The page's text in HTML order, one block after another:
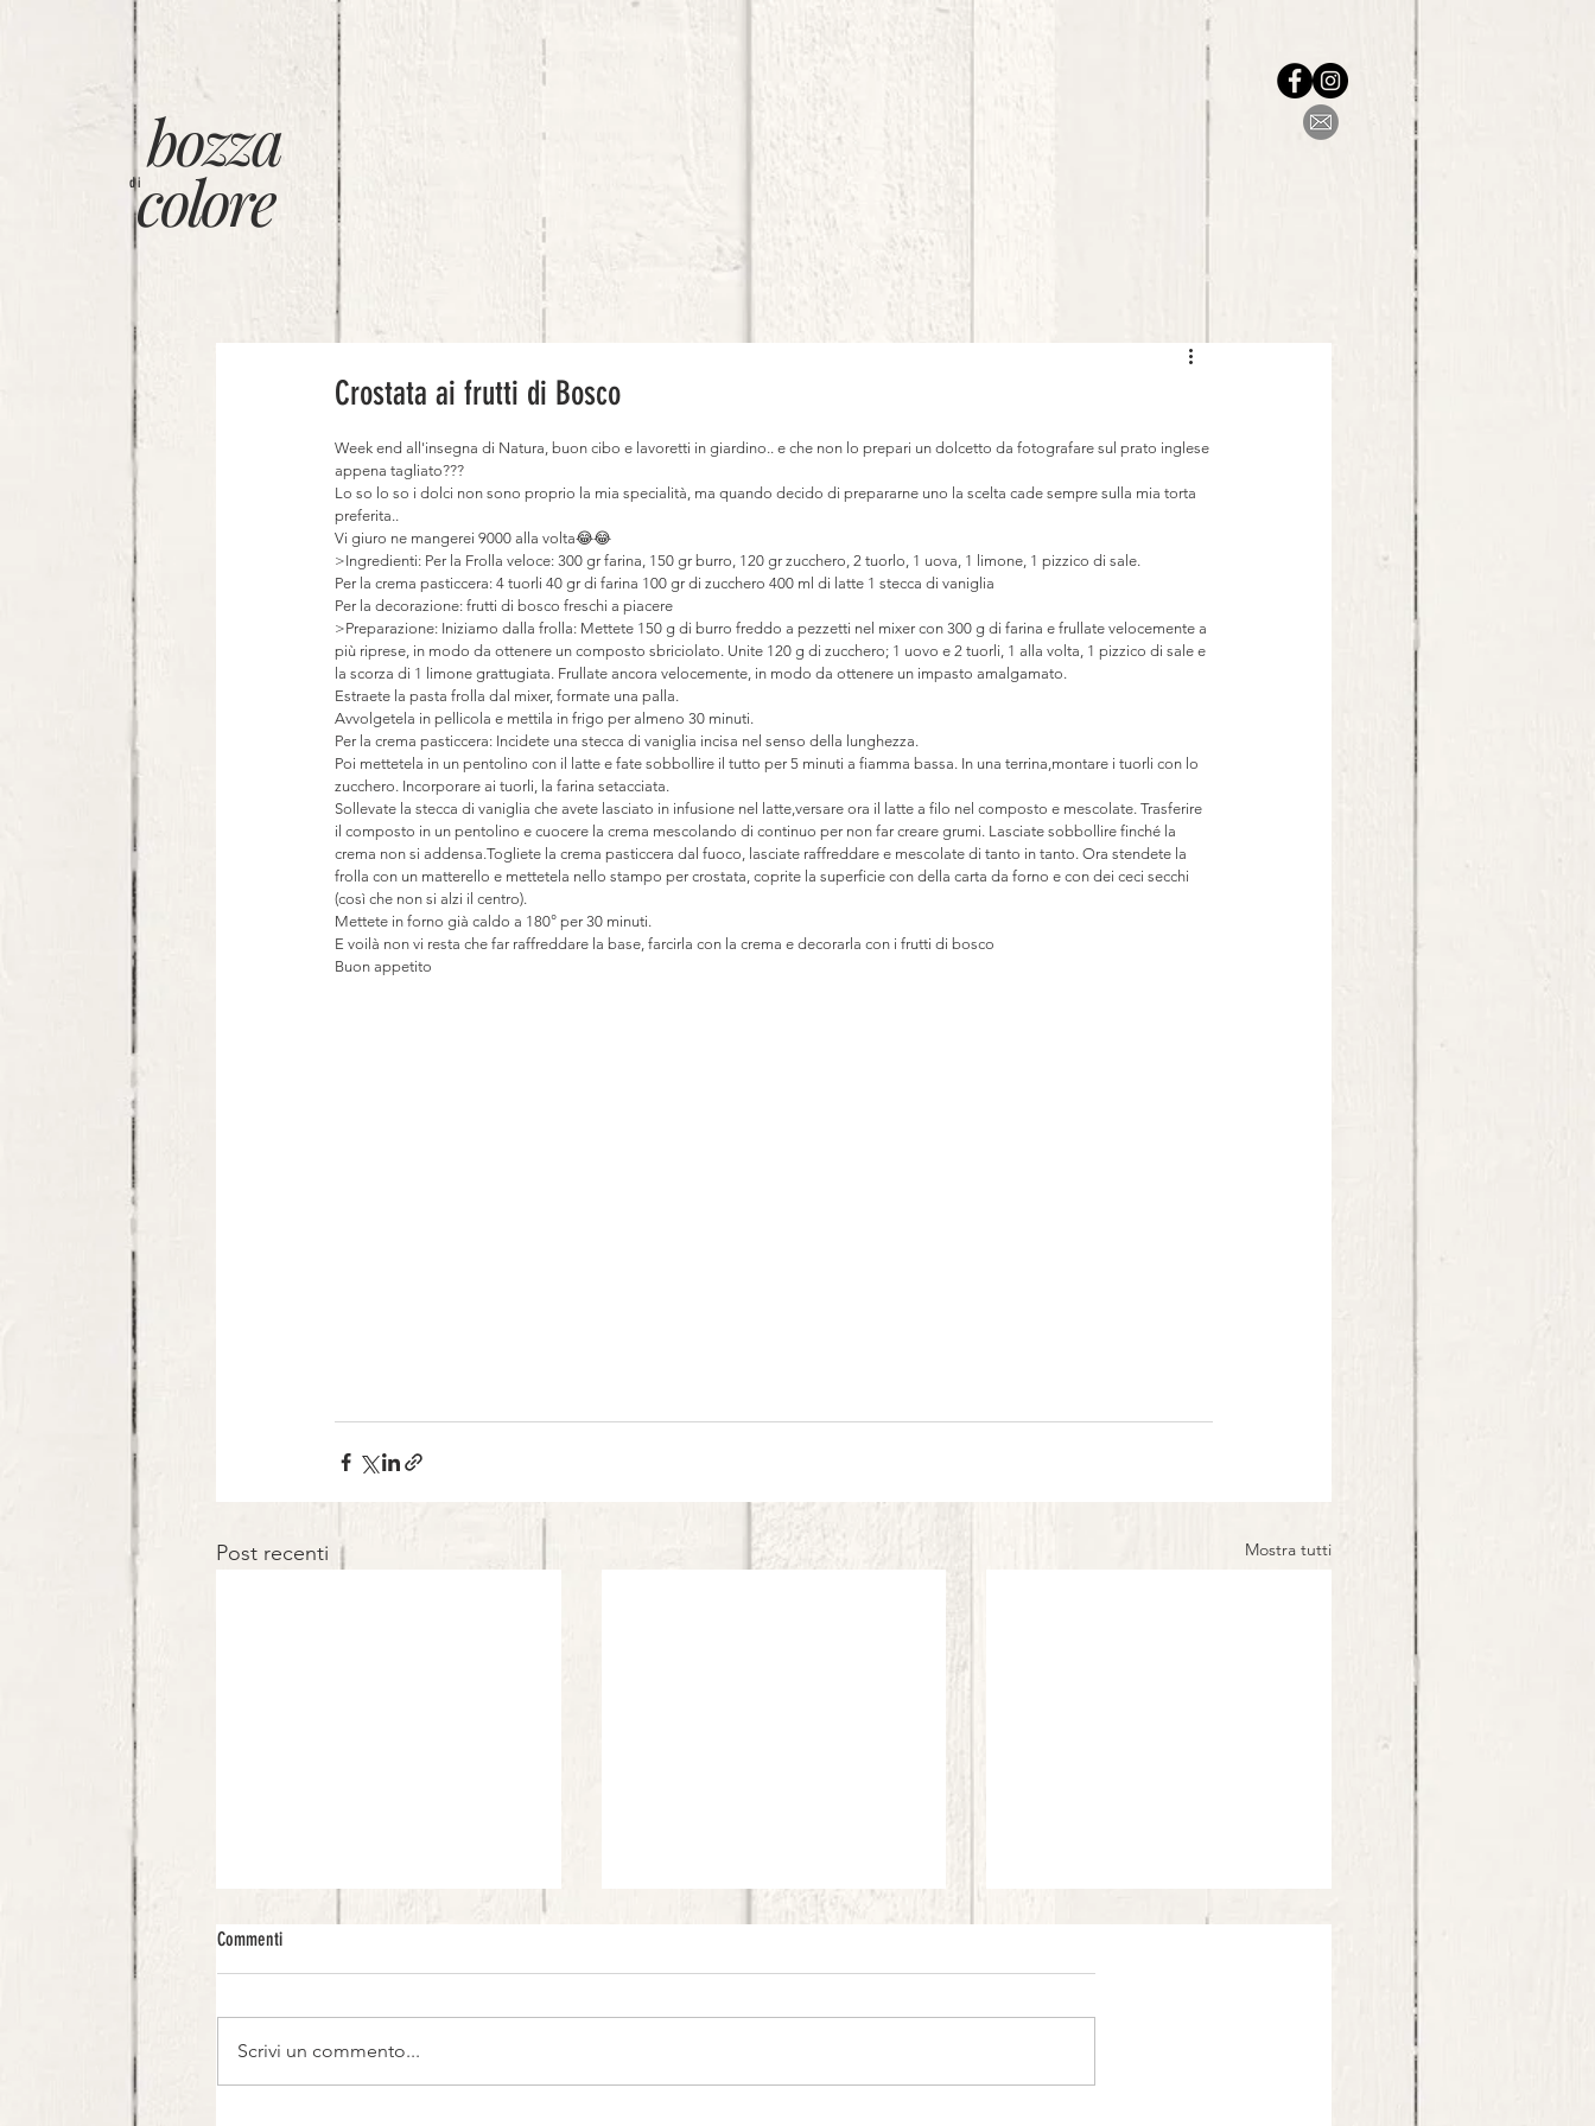
bozza
colore
di
Crostata ai frutti di Bosco
Week end all'insegna di Natura, buon cibo e lavoretti in giardino.. e che non lo prepari un dolcetto da fotografare sul prato inglese
appena tagliato???
Lo so lo so i dolci non sono proprio la mia specialità, ma quando decido di prepararne uno la scelta cade sempre sulla mia torta
preferita..
Vi giuro ne mangerei 9000 alla volta😂😂
>Ingredienti: Per la Frolla veloce: 300 gr farina, 150 gr burro, 120 gr zucchero, 2 tuorlo, 1 uova, 1 limone, 1 pizzico di sale.
Per la crema pasticcera: 4 tuorli 40 gr di farina 100 gr di zucchero 400 ml di latte 1 stecca di vaniglia
Per la decorazione: frutti di bosco freschi a piacere
>Preparazione: Iniziamo dalla frolla: Mettete 150 g di burro freddo a pezzetti nel mixer con 300 g di farina e frullate velocemente a
più riprese, in modo da ottenere un composto sbriciolato. Unite 120 g di zucchero; 1 uovo e 2 tuorli, 1 alla volta, 1 pizzico di sale e
la scorza di 1 limone grattugiata. Frullate ancora velocemente, in modo da ottenere un impasto amalgamato.
Estraete la pasta frolla dal mixer, formate una palla.
Avvolgetela in pellicola e mettila in frigo per almeno 30 minuti.
Per la crema pasticcera: Incidete una stecca di vaniglia incisa nel senso della lunghezza.
Poi mettetela in un pentolino con il latte e fate sobbollire il tutto per 5 minuti a fiamma bassa. In una terrina,montare i tuorli con lo
zucchero. Incorporare ai tuorli, la farina setacciata.
Sollevate la stecca di vaniglia che avete lasciato in infusione nel latte,versare ora il latte a filo nel composto e mescolate. Trasferire
il composto in un pentolino e cuocere la crema mescolando di continuo per non far creare grumi. Lasciate sobbollire finché la
crema non si addensa.Togliete la crema pasticcera dal fuoco, lasciate raffreddare e mescolate di tanto in tanto. Ora stendete la
frolla con un matterello e mettetela nello stampo per crostata, coprite la superficie con della carta da forno e con dei ceci secchi
(così che non si alzi il centro).
Mettete in forno già caldo a 180° per 30 minuti.
E voilà non vi resta che far raffreddare la base, farcirla con la crema e decorarla con i frutti di bosco
Buon appetito
Post recenti Mostra tutti
Commenti
Scrivi un commento...